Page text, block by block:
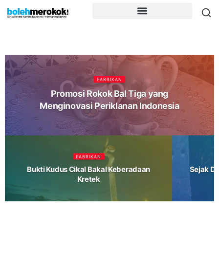
PABRIKAN
Promosi Rokok Bal Tiga yang
Menginovasi Periklanan Indonesia
PABRIKAN
Bukti Kudus Cikal Bakal Keberadaan
Kretek
Sejak